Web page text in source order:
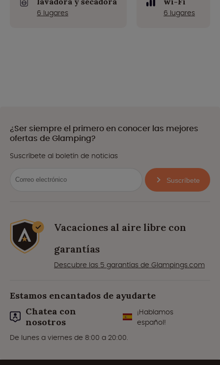
6 lugares
6 lugares
¿Ser siempre el primero en conocer las mejores
ofertas de Glamping?
Suscríbete al boletín de noticias
Suscríbete
Vacaciones al aire libre con
garantías
Descubre las 5 garantías de Glampings.com
Estamos encantados de ayudarte
Chatea con
nosotros
¡Hablamos
español!
De lunes a viernes de 8:00 a 20:00.